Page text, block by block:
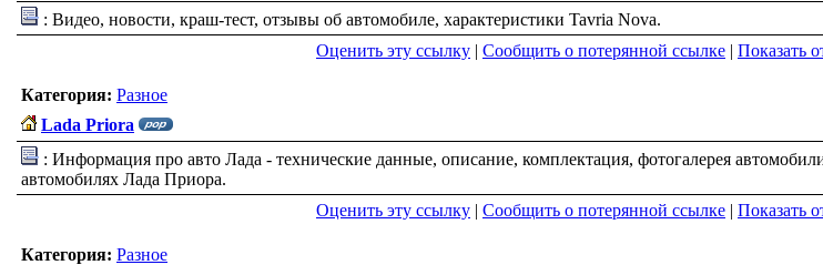
: Видео, новости, краш-тест, отзывы об автомобиле, характеристики Tavria Nova.
Оценить эту ссылку | Сообщить о потерянной ссылке | Показать
Категория: Разное
Lada Priora
: Информация про авто Лада - технические данные, описание, комплектация, фотогалерея
автомобилях Лада Приора.
Оценить эту ссылку | Сообщить о потерянной ссылке | Показать
Категория: Разное